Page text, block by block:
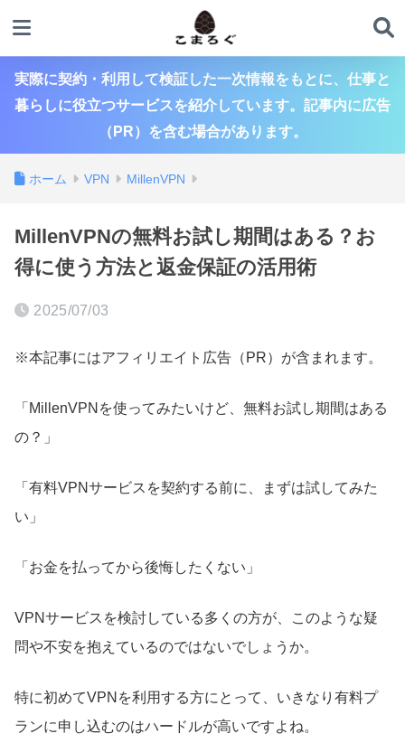
実際に契約・利用して検証した一次情報をもとに、仕事と
暮らしに役立つサービスを紹介しています。記事内に広告
（PR）を含む場合があります。
ホーム VPN MillenVPN
MillenVPNの無料お試し期間はある？お
得に使う方法と返金保証の活用術
2025/07/03
※本記事にはアフィリエイト広告（PR）が含まれます。
「MillenVPNを使ってみたいけど、無料お試し期間はある
の？」
「有料VPNサービスを契約する前に、まずは試してみた
い」
「お金を払ってから後悔したくない」
VPNサービスを検討している多くの方が、このような疑
問や不安を抱えているのではないでしょうか。
特に初めてVPNを利用する方にとって、いきなり有料プ
ランに申し込むのはハードルが高いですよね。